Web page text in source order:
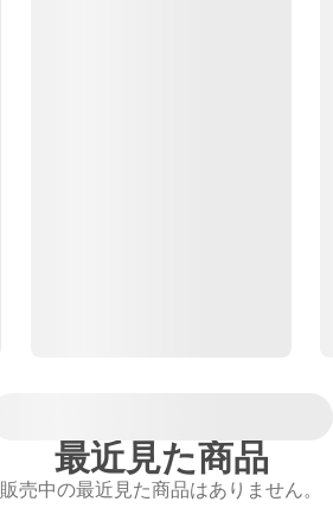
最近見た商品
販売中の最近見た商品はありません。